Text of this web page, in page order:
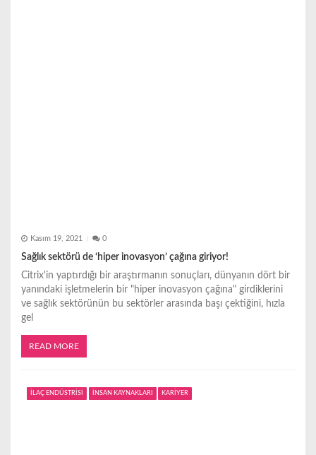
Kasım 19, 2021 0
Sağlık sektörü de ‘hiper inovasyon’ çağına giriyor!
Citrix'in yaptırdığı bir araştırmanın sonuçları, dünyanın dört bir
yanındaki işletmelerin bir "hiper inovasyon çağına" girdiklerini
ve sağlık sektörünün bu sektörler arasında başı çektiğini, hızla
gel
READ MORE
İLAÇ ENDÜSTRİSİ İNSAN KAYNAKLARI KARİYER